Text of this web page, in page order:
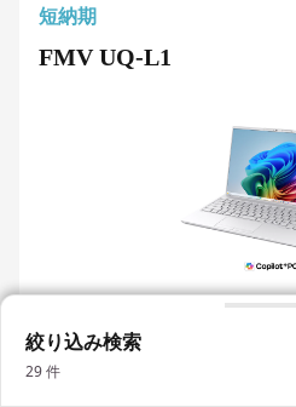
短納期
FMV UQ-L1
絞り込み検索
29件